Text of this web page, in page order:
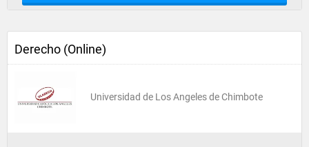
Derecho (Online)
Universidad de Los Angeles de Chimbote